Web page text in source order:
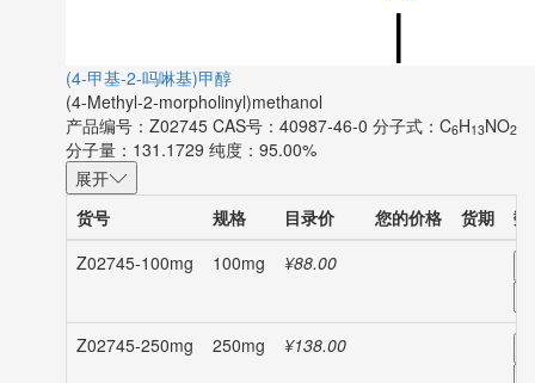
(4-甲基-2-吗啉基)甲醇
(4-Methyl-2-morpholinyl)methanol
产品编号：Z02745 CAS号：40987-46-0 分子式：C6H13NO2
分子量：131.1729 纯度：95.00%
展开
货号
规格 目录价 您的价格 货期
数
Z02745-100mg
100mg ¥88.00
Z02745-250mg 250mg ¥138.00